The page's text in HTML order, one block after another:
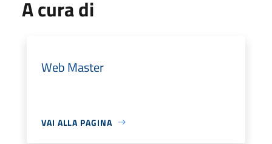
A cura di
Web Master
VAI ALLA PAGINA